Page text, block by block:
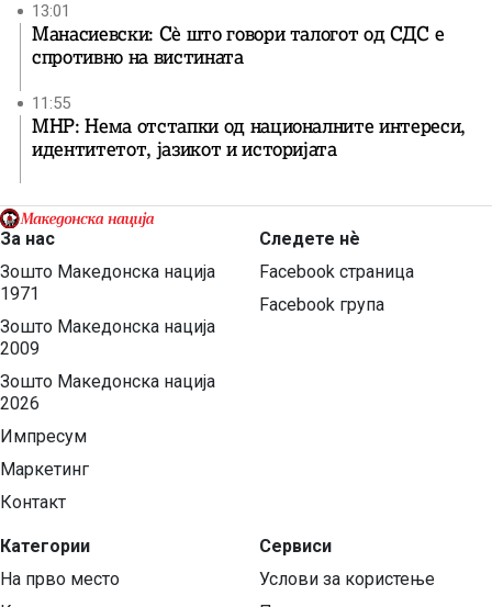
13:01
Манасиевски: Сè што говори талогот од СДС е
спротивно на вистината
11:55
МНР: Нема отстапки од националните интереси,
идентитетот, јазикот и историјата
За нас
Зошто Македонска нација
1971
Зошто Македонска нација
2009
Зошто Македонска нација
2026
Импресум
Маркетинг
Контакт
Категории
На прво место
Следете нѐ
Facebook страница
Facebook група
Сервиси
Услови за користење